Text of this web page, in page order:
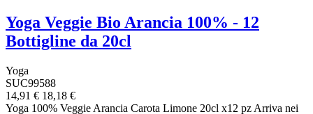
Yoga Veggie Bio Arancia 100% - 12
Bottigline da 20cl
Yoga
SUC99588
14,91 € 18,18 €
Yoga 100% Veggie Arancia Carota Limone 20cl x12 pz Arriva nei